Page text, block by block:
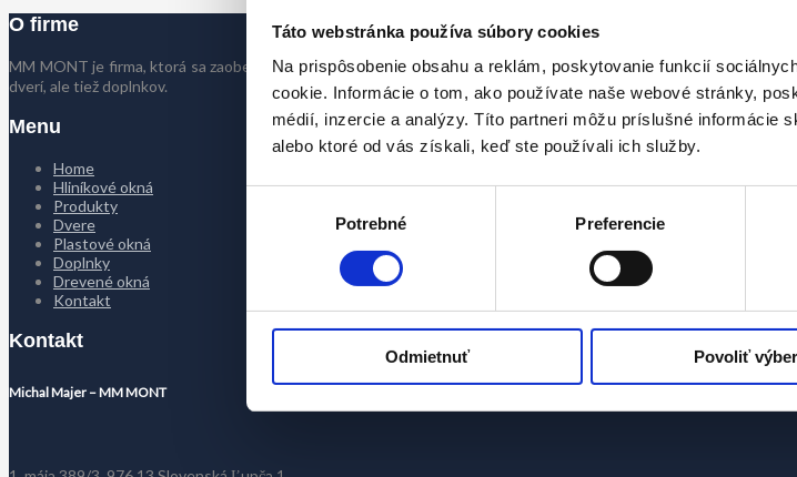
Táto webstránka používa súbory cookies
Na prispôsobenie obsahu a reklám, poskytovanie funkcií
cookie. Informácie o tom, ako používate naše webové stránky,
médií, inzercie a analýzy. Títo partneri môžu príslušné informácie
alebo ktoré od vás získali, keď ste používali ich služby.
Potrebné Preferencie
Odmietnuť Povoliť výber
O firme
MM MONT je firma, ktorá sa zaoberá kompletným riešením výmeny okien a dverí v rámci bytov, rodinných
dverí, ale tiež doplnkov.
Menu
Home
Hliníkové okná
Produkty
Dvere
Plastové okná
Doplnky
Drevené okná
Kontakt
Kontakt
Michal Majer – MM MONT